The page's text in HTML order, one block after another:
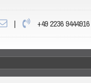
| +49 2236 9444916